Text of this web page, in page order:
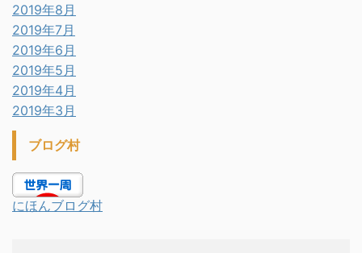
2019年8月
2019年7月
2019年6月
2019年5月
2019年4月
2019年3月
ブログ村
にほんブログ村